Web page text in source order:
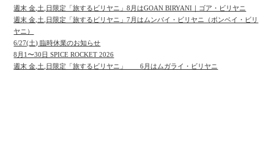
週末 金,土,日限定「旅するビリヤニ」8月はGOAN BIRYANI｜ゴア・ビリヤニ
週末 金,土,日限定「旅するビリヤニ」7月はムンバイ・ビリヤニ（ボンベイ・ビリ
ヤニ）
6/27(土) 臨時休業のお知らせ
8月1〜30日 SPICE ROCKET 2026
週末 金,土,日限定「旅するビリヤニ」 6月はムガライ・ビリヤニ